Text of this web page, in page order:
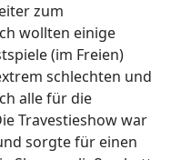
zum
wollten einige
(im Freien)
schlechten und
alle für die
Travestieshow war
sorgte für einen